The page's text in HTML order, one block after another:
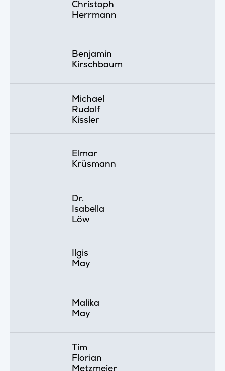
Christoph
Herrmann
Benjamin
Kirschbaum
Michael
Rudolf
Kissler
Elmar
Krüsmann
Dr.
Isabella
Löw
Ilgis
May
Malika
May
Tim
Florian
Metzmeier